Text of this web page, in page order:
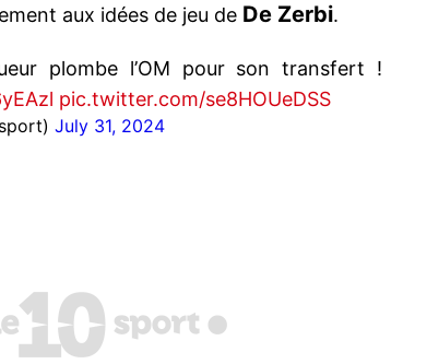
aux idées de jeu de De Zerbi.
plombe l’OM pour son transfert !
pic.twitter.com/se8HOUeDSS
July 31, 2024